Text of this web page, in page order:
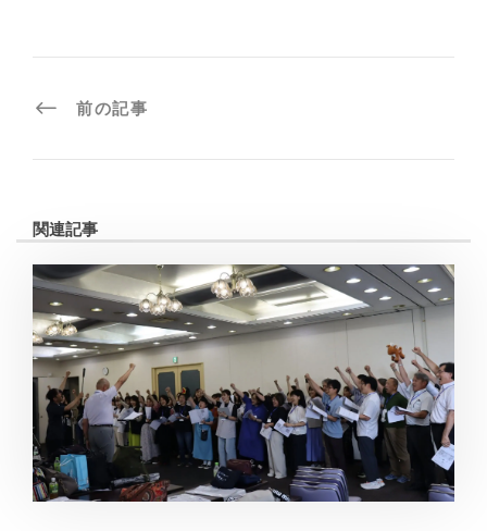
前の記事
関連記事